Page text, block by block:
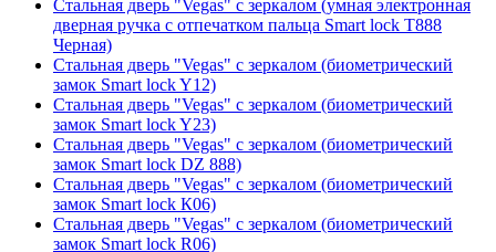
Стальная дверь "Vegas" с зеркалом (умная электронная
дверная ручка с отпечатком пальца Smart lock T888
Черная)
Стальная дверь "Vegas" с зеркалом (биометрический
замок Smart lock Y12)
Стальная дверь "Vegas" с зеркалом (биометрический
замок Smart lock Y23)
Стальная дверь "Vegas" с зеркалом (биометрический
замок Smart lock DZ 888)
Стальная дверь "Vegas" с зеркалом (биометрический
замок Smart lock К06)
Стальная дверь "Vegas" с зеркалом (биометрический
замок Smart lock R06)